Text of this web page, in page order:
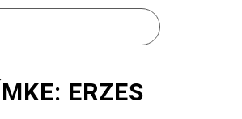
ERZES